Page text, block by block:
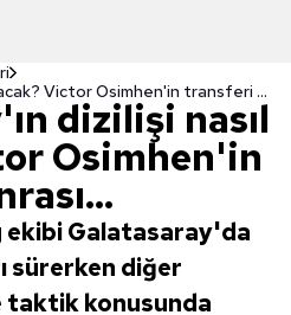
Galatasaray'ın dizilişi nasıl olacak? Victor Osimhen'in transferi sonrası...
dizilişi nasıl
Osimhen'in
ekibi Galatasaray'da
sürerken diğer
taktik konusunda